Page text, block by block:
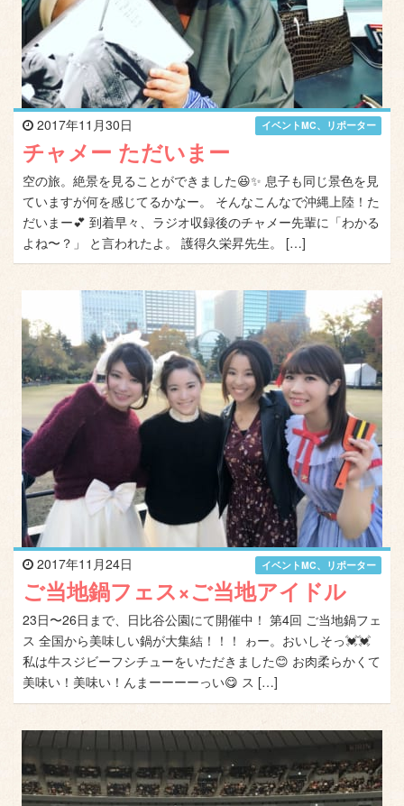
2017年11月30日 イベントMC、リポーター
チャメー ただいまー
空の旅。絶景を見ることができました😆✨ 息子も同じ景色を見
ていますが何を感じてるかなー。 そんなこんなで沖縄上陸！た
だいまー💕 到着早々、ラジオ収録後のチャメー先輩に「わかる
よね〜？」 と言われたよ。 護得久栄昇先生。 […]
2017年11月24日 イベントMC、リポーター
ご当地鍋フェス×ご当地アイドル
23日〜26日まで、日比谷公園にて開催中！ 第4回 ご当地鍋フェ
ス 全国から美味しい鍋が大集結！！！ ゎー。おいしそっ💓💓
私は牛スジビーフシチューをいただきました😊 お肉柔らかくて
美味い！美味い！んまーーーーっい😋 ス […]